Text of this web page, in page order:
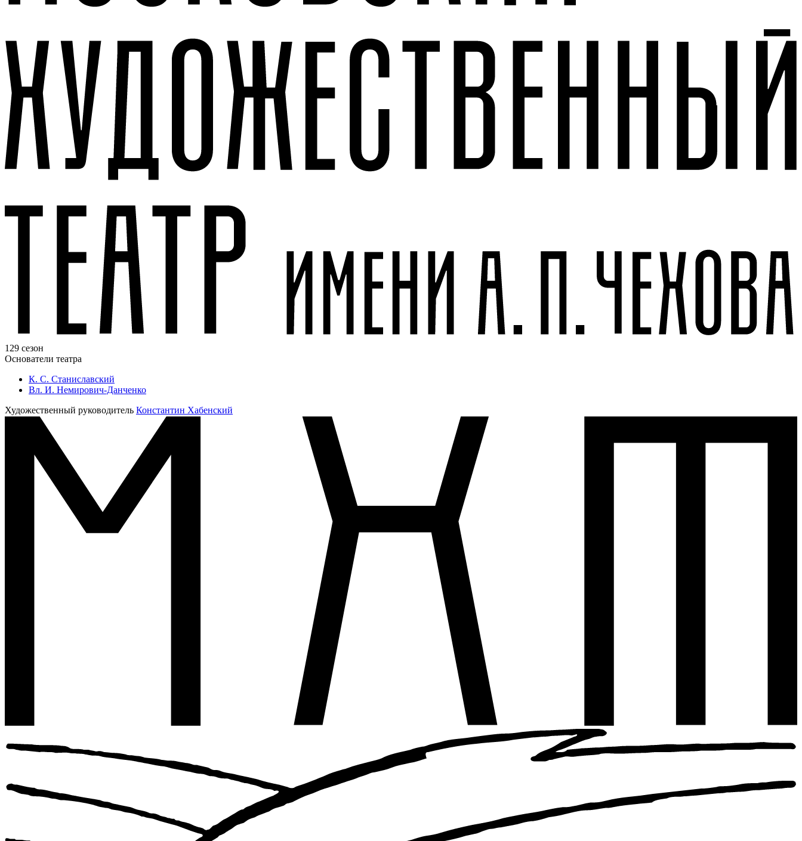
129 сезон
Основатели театра
К. С. Станиславский
Вл. И. Немирович-Данченко
Художественный руководитель Константин Хабенский